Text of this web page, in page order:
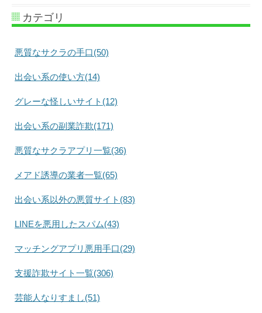
カテゴリ
悪質なサクラの手口(50)
出会い系の使い方(14)
グレーな怪しいサイト(12)
出会い系の副業詐欺(171)
悪質なサクラアプリ一覧(36)
メアド誘導の業者一覧(65)
出会い系以外の悪質サイト(83)
LINEを悪用したスパム(43)
マッチングアプリ悪用手口(29)
支援詐欺サイト一覧(306)
芸能人なりすまし(51)